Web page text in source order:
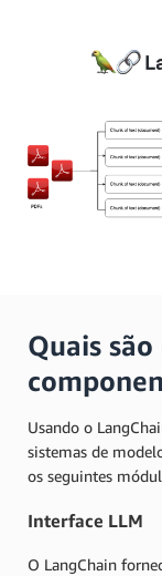
Quais
Usando o
sistemas de
os seguintes
Interface LLM
O LangChain